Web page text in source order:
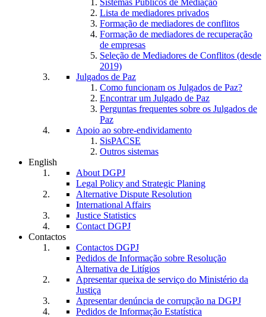
Sistemas Públicos de Mediação
Lista de mediadores privados
Formação de mediadores de conflitos
Formação de mediadores de recuperação
de empresas
Seleção de Mediadores de Conflitos (desde
2019)
Julgados de Paz
Como funcionam os Julgados de Paz?
Encontrar um Julgado de Paz
Perguntas frequentes sobre os Julgados de
Paz
Apoio ao sobre-endividamento
SisPACSE
Outros sistemas
English
About DGPJ
Legal Policy and Strategic Planing
Alternative Dispute Resolution
International Affairs
Justice Statistics
Contact DGPJ
Contactos
Contactos DGPJ
Pedidos de Informação sobre Resolução
Alternativa de Litígios
Apresentar queixa de serviço do Ministério da
Justiça
Apresentar denúncia de corrupção na DGPJ
Pedidos de Informação Estatística